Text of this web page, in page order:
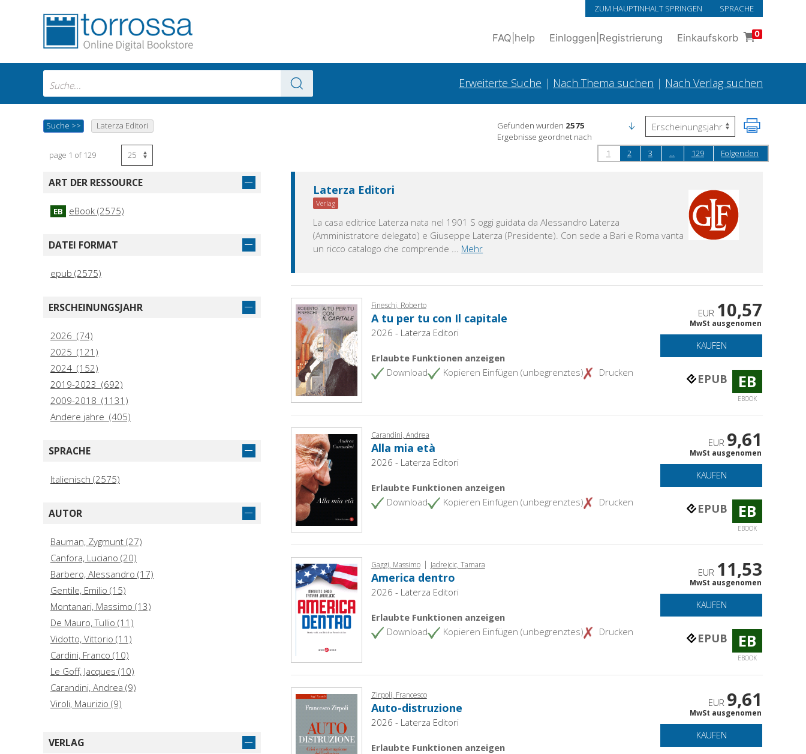
ZUM HAUPTINHALT SPRINGEN SPRACHE
FAQ help Einloggen Registrierung Einkaufskorb 0
Erweiterte Suche | Nach Thema suchen | Nach Verlag suchen
Suche >> Laterza Editori Gefunden wurden 2575
Ergebnisse geordnet nach
page 1 of 129
1 2 3 ... 129 Folgenden
ART DER RESSOURCE
EB eBook (2575)
DATEI FORMAT
epub (2575)
ERSCHEINUNGSJAHR
2026 (74)
2025 (121)
2024 (152)
2019-2023 (692)
2009-2018 (1131)
Andere jahre (405)
SPRACHE
Italienisch (2575)
AUTOR
Bauman, Zygmunt (27)
Canfora, Luciano (20)
Barbero, Alessandro (17)
Gentile, Emilio (15)
Montanari, Massimo (13)
De Mauro, Tullio (11)
Vidotto, Vittorio (11)
Cardini, Franco (10)
Le Goff, Jacques (10)
Carandini, Andrea (9)
Viroli, Maurizio (9)
Savater, Fernando (8)
VERLAG
Laterza Editori
Verlag
La casa editrice Laterza nata nel 1901 S oggi guidata da Alessandro Laterza
(Amministratore delegato) e Giuseppe Laterza (Presidente). Con sede a Bari e Roma vanta
un ricco catalogo che comprende ... Mehr
Fineschi, Roberto
A tu per tu con Il capitale
2026 - Laterza Editori
Erlaubte Funktionen anzeigen
Download
Kopieren Einfügen (unbegrenztes) Drucken
EUR 10,57
MwSt ausgenomen
KAUFEN
EPUB EB
EBOOK
Carandini, Andrea
Alla mia età
2026 - Laterza Editori
Erlaubte Funktionen anzeigen
Download
Kopieren Einfügen (unbegrenztes) Drucken
EUR 9,61
MwSt ausgenomen
KAUFEN
EPUB EB
EBOOK
Gaggi, Massimo | Jadrejcic, Tamara
America dentro
2026 - Laterza Editori
Erlaubte Funktionen anzeigen
Download
Kopieren Einfügen (unbegrenztes) Drucken
EUR 11,53
MwSt ausgenomen
KAUFEN
EPUB EB
EBOOK
Zirpoli, Francesco
Auto-distruzione
2026 - Laterza Editori
Erlaubte Funktionen anzeigen
EUR 9,61
MwSt ausgenomen
KAUFEN